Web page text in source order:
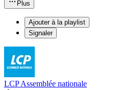
Plus
Ajouter à la playlist
Signaler
LCP Assemblée nationale